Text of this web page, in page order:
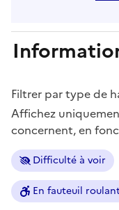
Filtrer par type de
Affichez
concernent, en
Difficulté à voir
En fauteuil